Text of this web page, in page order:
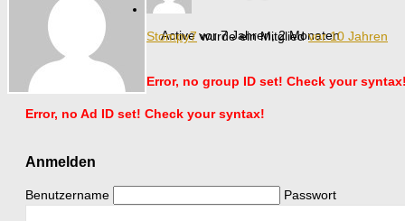
Active vor 7 Jahren, 2 Monaten
Stompy7wurde ein Mitgliedvor 10 Jahren
Error, no group ID set! Check your
Error, no Ad ID set! Check your syntax!
Anmelden
Benutzername Passwort